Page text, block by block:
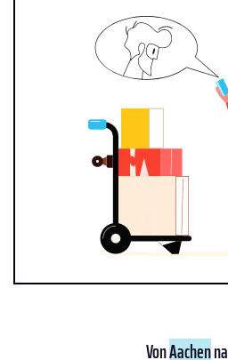
VonAachen